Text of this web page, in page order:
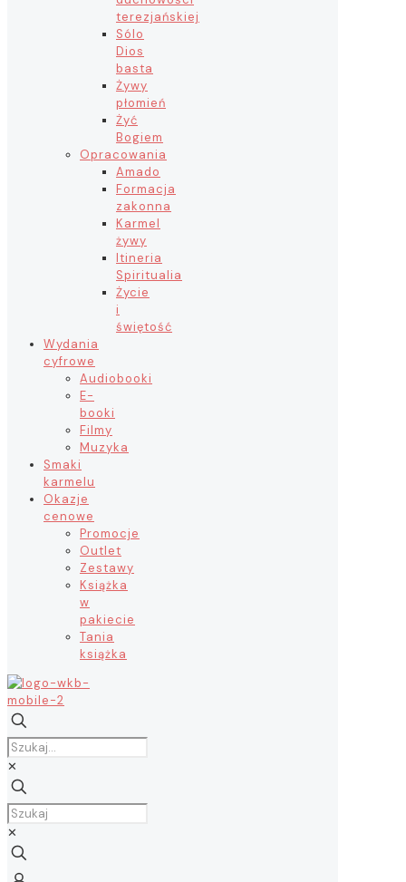
terezjańskiej
Sólo
Dios
basta
Żywy
płomień
Żyć
Bogiem
Opracowania
Amado
Formacja
zakonna
Karmel
żywy
Itineria
Spiritualia
Życie
i
świętość
Wydania
cyfrowe
Audiobooki
E-
booki
Filmy
Muzyka
Smaki
karmelu
Okazje
cenowe
Promocje
Outlet
Zestawy
Książka
w
pakiecie
Tania
książka
✕
✕